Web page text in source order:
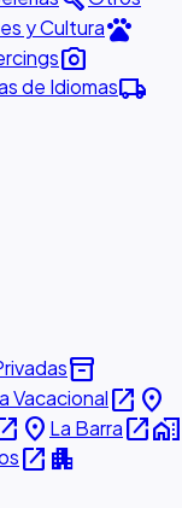
y Culturapets
photo_camera
de Idiomaslocal_shipping
inventory_2
Vacacionalopen_in_new place
place La Barraopen_in_newhome_work
open_in_new apartment